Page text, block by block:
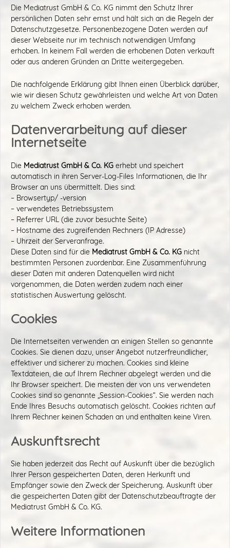
Die Mediatrust GmbH & Co. KG nimmt den Schutz Ihrer
persönlichen Daten sehr ernst und hält sich an die Regeln der
Datenschutzgesetze. Personenbezogene Daten werden auf
dieser Webseite nur im technisch notwendigen Umfang
erhoben. In keinem Fall werden die erhobenen Daten verkauft
oder aus anderen Gründen an Dritte weitergegeben.
Die nachfolgende Erklärung gibt Ihnen einen Überblick darüber,
wie wir diesen Schutz gewährleisten und welche Art von Daten
zu welchem Zweck erhoben werden.
Datenverarbeitung auf dieser
Internetseite
Die Mediatrust GmbH & Co. KG erhebt und speichert
automatisch in ihren Server-Log-Files Informationen, die Ihr
Browser an uns übermittelt. Dies sind:
– Browsertyp/ -version
– verwendetes Betriebssystem
– Referrer URL (die zuvor besuchte Seite)
– Hostname des zugreifenden Rechners (IP Adresse)
– Uhrzeit der Serveranfrage.
Diese Daten sind für die Mediatrust GmbH & Co. KG nicht
bestimmten Personen zuordenbar. Eine Zusammenführung
dieser Daten mit anderen Datenquellen wird nicht
vorgenommen, die Daten werden zudem nach einer
statistischen Auswertung gelöscht.
Cookies
Die Internetseiten verwenden an einigen Stellen so genannte
Cookies. Sie dienen dazu, unser Angebot nutzerfreundlicher,
effektiver und sicherer zu machen. Cookies sind kleine
Textdateien, die auf Ihrem Rechner abgelegt werden und die
Ihr Browser speichert. Die meisten der von uns verwendeten
Cookies sind so genannte „Session-Cookies“. Sie werden nach
Ende Ihres Besuchs automatisch gelöscht. Cookies richten auf
Ihrem Rechner keinen Schaden an und enthalten keine Viren.
Auskunftsrecht
Sie haben jederzeit das Recht auf Auskunft über die bezüglich
Ihrer Person gespeicherten Daten, deren Herkunft und
Empfänger sowie den Zweck der Speicherung. Auskunft über
die gespeicherten Daten gibt der Datenschutzbeauftragte der
Mediatrust GmbH & Co. KG.
Weitere Informationen